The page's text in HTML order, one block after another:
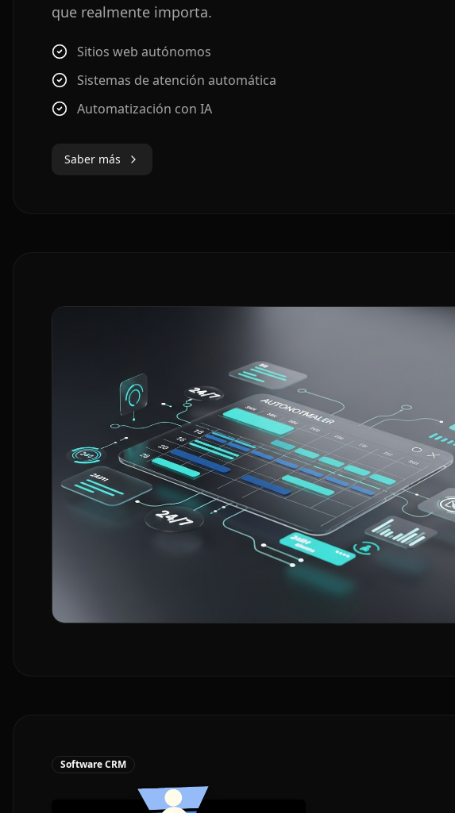
que realmente importa.
Sitios web autónomos
Sistemas de atención automática
Automatización con IA
Saber más
Software CRM